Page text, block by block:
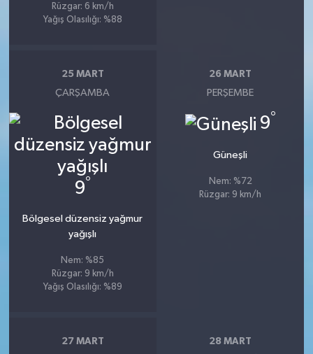
Rüzgar: 6 km/h
Yağış Olasılığı: %88
25 MART
ÇARŞAMBA
9°
Bölgesel düzensiz yağmur
yağışlı
Nem: %85
Rüzgar: 9 km/h
Yağış Olasılığı: %89
26 MART
PERŞEMBE
9°
Güneşli
Nem: %72
Rüzgar: 9 km/h
27 MART 28 MART